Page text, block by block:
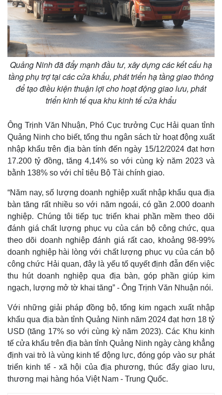
Quảng Ninh đã đẩy mạnh đầu tư, xây dựng các kết cấu hạ
tầng phụ trợ tại các cửa khẩu, phát triển hạ tầng giao thông
để tạo điều kiện thuận lợi cho hoạt động giao lưu, phát
triển kinh tế qua khu kinh tế cửa khẩu
Ông Trịnh Văn Nhuận, Phó Cục trưởng Cục Hải quan tỉnh
Quảng Ninh cho biết, tổng thu ngân sách từ hoạt động xuất
nhập khẩu trên địa bàn tính đến ngày 15/12/2024 đạt hơn
17.200 tỷ đồng, tăng 4,14% so với cùng kỳ năm 2023 và
bằnh 138% so với chỉ tiêu Bộ Tài chính giao.
“Năm nay, số lượng doanh nghiệp xuất nhập khẩu qua địa
bàn tăng rất nhiều so với năm ngoái, có gần 2.000 doanh
nghiệp. Chúng tôi tiếp tục triển khai phần mềm theo dõi
đánh giá chất lượng phục vụ của cán bộ công chức, qua
theo dõi doanh nghiệp đánh giá rất cao, khoảng 98-99%
doanh nghiệp hài lòng với chất lượng phục vụ của cán bộ
công chức Hải quan, đây là yếu tố quyết định đẫn đến việc
thu hút doanh nghiệp qua địa bàn, góp phần giúp kim
ngạch, lượng mở tờ khai tăng” - Ông Trịnh Văn Nhuận nói.
Với những giải pháp đồng bộ, tổng kim ngạch xuất nhập
khẩu qua địa bàn tỉnh Quảng Ninh năm 2024 đạt hơn 18 tỷ
USD (tăng 17% so với cùng kỳ năm 2023). Các Khu kinh
tế cửa khẩu trên địa bàn tỉnh Quảng Ninh ngày càng khẳng
định vai trò là vùng kinh tế động lực, đóng góp vào sự phát
triển kinh tế - xã hội của địa phương, thúc đẩy giao lưu,
thương mại hàng hóa Việt Nam - Trung Quốc.